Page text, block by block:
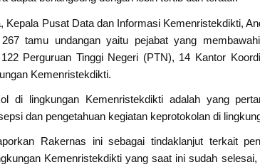
Kepala Pusat Data dan Informasi Kemenristekdikti,
tamu undangan yaitu pejabat yang
Perguruan Tinggi Negeri (PTN), 14 Kantor
Kemenristekdikti.
di lingkungan Kemenristekdikti adalah yang
dan pengetahuan kegiatan keprotokolan di
Rakernas ini sebagai tindaklanjut terkait
Kemenristekdikti yang saat ini sudah